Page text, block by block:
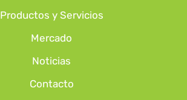
Productos y Servicios
Mercado
Noticias
Contacto